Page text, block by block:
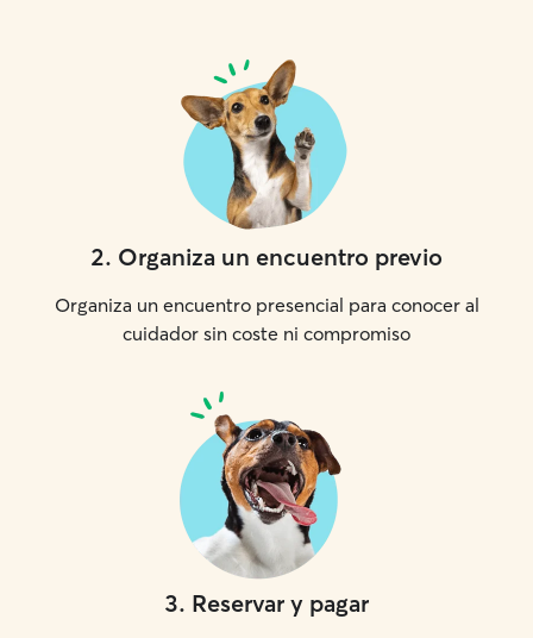
2. Organiza un encuentro previo
Organiza un encuentro presencial para conocer al
cuidador sin coste ni compromiso
3. Reservar y pagar